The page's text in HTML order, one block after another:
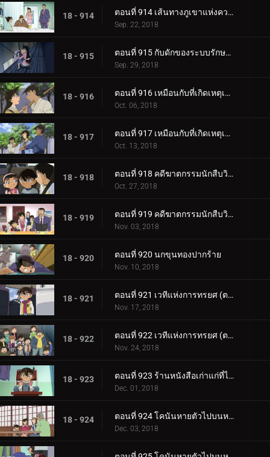
18 - 914 ตอนที่ 914 เส้นทางภูเขาแห่งความมืด
Sep. 22, 2018
18 - 915 ตอนที่ 915 กับดักของระบบรักษาความปลอดภัย
Sep. 29, 2018
18 - 916 ตอนที่ 916 เหมือนกับที่เกิดเหตุเมื่อ 17 ปีก่อน (ตอนแรก)
Oct. 06, 2018
18 - 917 ตอนที่ 917 เหมือนกับที่เกิดเหตุเมื่อ 17 ปีก่อน (ตอนจบ)
Oct. 13, 2018
18 - 918 ตอนที่ 918 คดีฆาตกรรมนักสืบวิญญาณ (ตอนแรก)
Oct. 27, 2018
18 - 919 ตอนที่ 919 คดีฆาตกรรมนักสืบวิญญาณ (ตอนจบ)
Nov. 03, 2018
18 - 920 ตอนที่ 920 นกขุนทองปากร้าย
Nov. 10, 2018
18 - 921 ตอนที่ 921 เวทีแห่งการทรยศ (ตอนแรก)
Nov. 17, 2018
18 - 922 ตอนที่ 922 เวทีแห่งการทรยศ (ตอนจบ)
Nov. 24, 2018
18 - 923 ตอนที่ 923 ร้านหนังสือเก่าแก่ที่ได้ยินเสียงนกหวีด
Dec. 01, 2018
18 - 924 ตอนที่ 924 โคนันหายตัวไปบนหน้าผา (ตอนแรก)
Dec. 03, 2018